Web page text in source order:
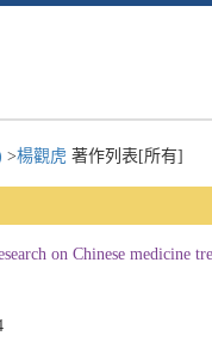
>楊觀虎 著作列表[所有]
on Chinese medicine